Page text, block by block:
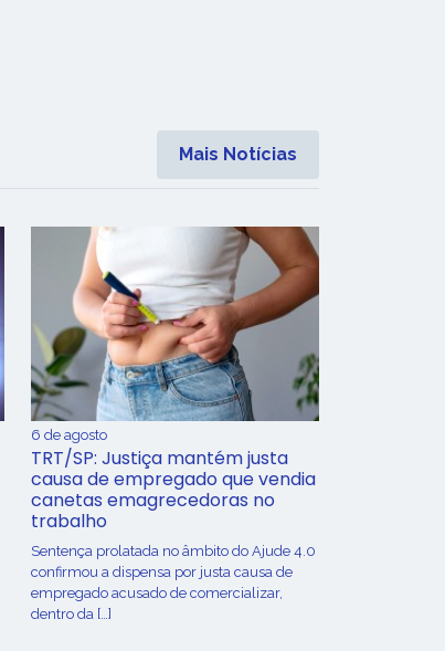
Mais Notícias
6 de agosto
TRT/SP: Justiça mantém justa
causa de empregado que vendia
canetas emagrecedoras no
trabalho
Sentença prolatada no âmbito do Ajude 4.0
confirmou a dispensa por justa causa de
empregado acusado de comercializar,
dentro da […]